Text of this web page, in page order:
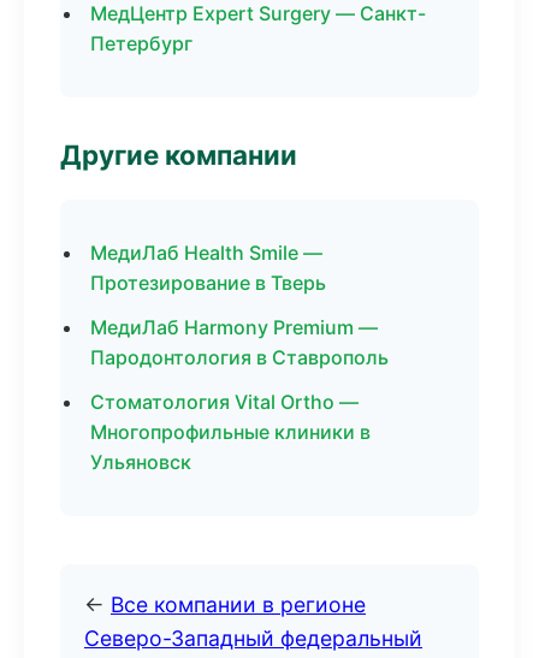
МедЦентр Expert Surgery — Санкт-
Петербург
Другие компании
МедиЛаб Health Smile —
Протезирование в Тверь
МедиЛаб Harmony Premium —
Пародонтология в Ставрополь
Стоматология Vital Ortho —
Многопрофильные клиники в
Ульяновск
← Все компании в регионе
Северо-Западный федеральный